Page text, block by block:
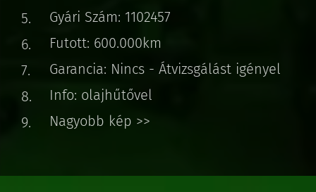
Gyári Szám: 1102457
Futott: 600.000km
Garancia: Nincs - Átvizsgálást igényel
Info: olajhűtővel
Nagyobb kép >>